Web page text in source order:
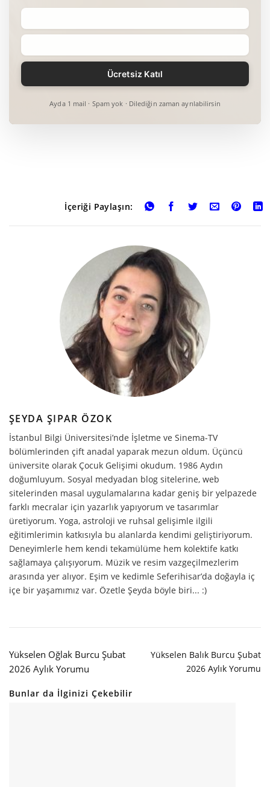
Ayda 1 mail · Spam yok · Dilediğin zaman ayrılabilirsin
İçeriği Paylaşın:
ŞEYDA ŞIPAR ÖZOK
İstanbul Bilgi Üniversitesi’nde İşletme ve Sinema-TV
bölümlerinden çift anadal yaparak mezun oldum. Üçüncü
üniversite olarak Çocuk Gelişimi okudum. 1986 Aydın
doğumluyum. Sosyal medyadan blog sitelerine, web
sitelerinden masal uygulamalarına kadar geniş bir yelpazede
farklı mecralar için yazarlık yapıyorum ve tasarımlar
üretiyorum. Yoga, astroloji ve ruhsal gelişimle ilgili
eğitimlerimin katkısıyla bu alanlarda kendimi geliştiriyorum.
Deneyimlerle hem kendi tekamülüme hem kolektife katkı
sağlamaya çalışıyorum. Müzik ve resim vazgeçilmezlerim
arasında yer alıyor. Eşim ve kedimle Seferihisar’da doğayla iç
içe bir yaşamımız var. Özetle Şeyda böyle biri... :)
Yükselen Oğlak Burcu Şubat
2026 Aylık Yorumu
Yükselen Balık Burcu Şubat
2026 Aylık Yorumu
Bunlar da İlginizi Çekebilir